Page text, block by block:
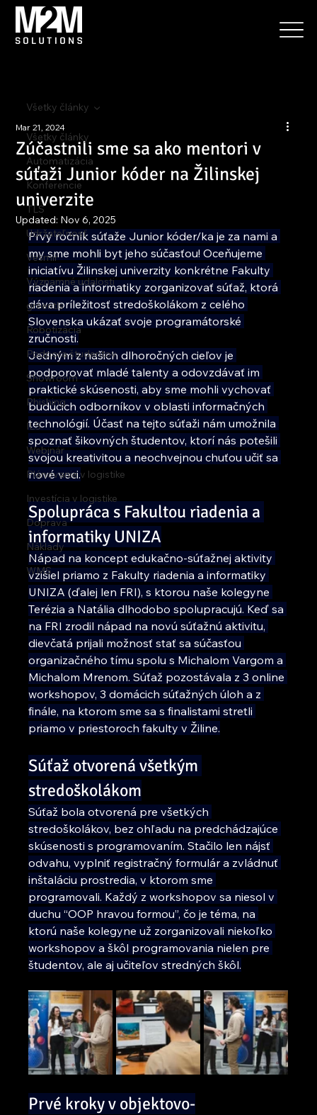
Všetky články
Automatizácia
Konferencie
TLS
Udržateľnosť
Vesmír
Významné udalosti
greentls
Robotizácia
Podpora študentov
Showroom
Phishing
ILS
Webinár
Plánovanie v logistike
Investícia v logistike
Doprava
Náklady
WMS
Všetky články
Zúčastnili sme sa ako mentori v
súťaži Junior kóder na Žilinskej
univerzite
Mar 21, 2024
Updated: Nov 6, 2025
Prvý ročník súťaže Junior kóder/ka je za nami a
my sme mohli byt jeho súčasťou! Oceňujeme
iniciatívu Žilinskej univerzity konkrétne Fakulty
riadenia a informatiky zorganizovať súťaž, ktorá
dáva príležitosť stredoškolákom z celého
Slovenska ukázať svoje programátorské
zručnosti.
Jedným z našich dlhoročných cieľov je
podporovať mladé talenty a odovzdávať im
praktické skúsenosti, aby sme mohli vychovať
budúcich odborníkov v oblasti informačných
technológií. Účasť na tejto súťaži nám umožnila
spoznať šikovných študentov, ktorí nás potešili
svojou kreativitou a neochvejnou chuťou učiť sa
nové veci.
Spolupráca s Fakultou riadenia a
informatiky UNIZA
Nápad na koncept edukačno-súťažnej aktivity
vzišiel priamo z Fakulty riadenia a informatiky
UNIZA (ďalej len FRI), s ktorou naše kolegyne
Terézia a Natália dlhodobo spolupracujú. Keď sa
na FRI zrodil nápad na novú súťažnú aktivitu,
dievčatá prijali možnosť stať sa súčasťou
organizačného tímu spolu s Michalom Vargom a
Michalom Mrenom. Súťaž pozostávala z 3 online
workshopov, 3 domácich súťažných úloh a z
finále, na ktorom sme sa s finalistami stretli
priamo v priestoroch fakulty v Žiline.
Súťaž otvorená všetkým
stredoškolákom
Súťaž bola otvorená pre všetkých
stredoškolákov, bez ohľadu na predchádzajúce
skúsenosti s programovaním. Stačilo len nájsť
odvahu, vyplniť registračný formulár a zvládnuť
inštaláciu prostredia, v ktorom sme
programovali. Každý z workshopov sa niesol v
duchu “OOP hravou formou”, čo je téma, na
ktorú naše kolegyne už zorganizovali niekoľko
workshopov a škôl programovania nielen pre
študentov, ale aj učiteľov stredných škôl.
Prvé kroky v objektovo-